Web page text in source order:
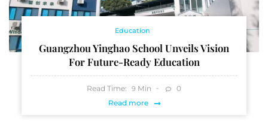
Education
Guangzhou Yinghao School Unveils Vision
For Future-Ready Education
Read Time: 9 Min
0
Read more